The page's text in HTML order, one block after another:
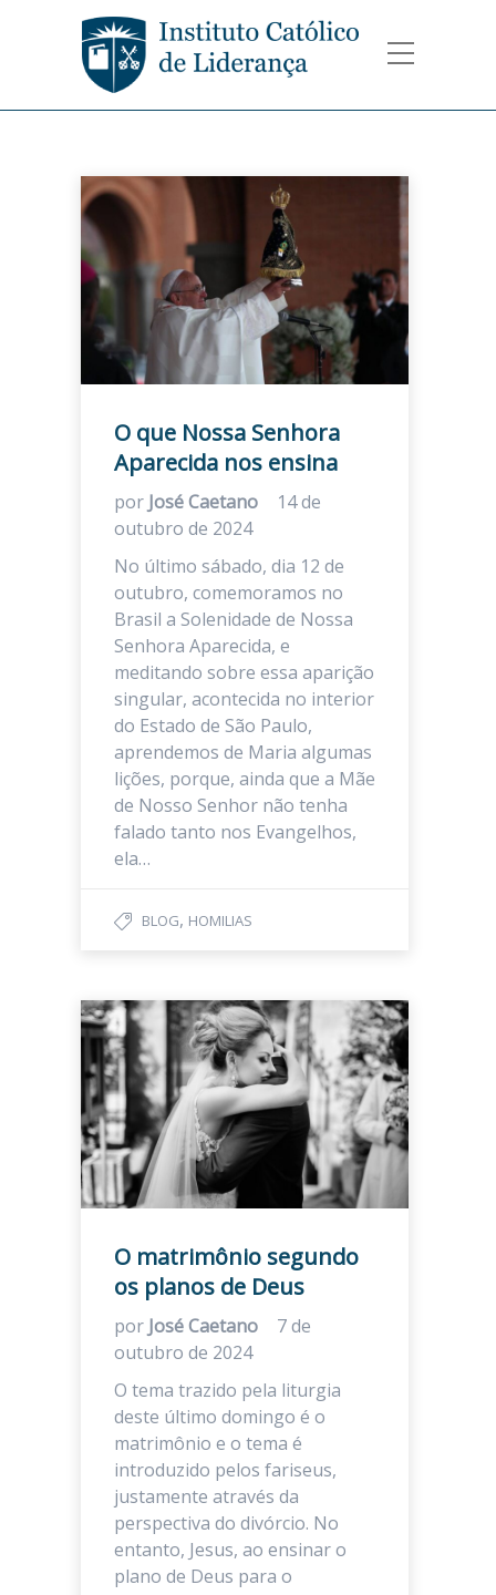
O que Nossa Senhora
Aparecida nos ensina
por José Caetano
14 de
outubro de 2024
No último sábado, dia 12 de
outubro, comemoramos no
Brasil a Solenidade de Nossa
Senhora Aparecida, e
meditando sobre essa aparição
singular, acontecida no interior
do Estado de São Paulo,
aprendemos de Maria algumas
lições, porque, ainda que a Mãe
de Nosso Senhor não tenha
falado tanto nos Evangelhos,
ela…
BLOG, HOMILIAS
O matrimônio segundo
os planos de Deus
por José Caetano
7 de
outubro de 2024
O tema trazido pela liturgia
deste último domingo é o
matrimônio e o tema é
introduzido pelos fariseus,
justamente através da
perspectiva do divórcio. No
entanto, Jesus, ao ensinar o
plano de Deus para o